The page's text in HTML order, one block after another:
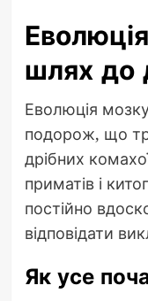
шлях до
Еволюція
подорож, що
дрібних
приматів і
постійно
відповідати
Як усе